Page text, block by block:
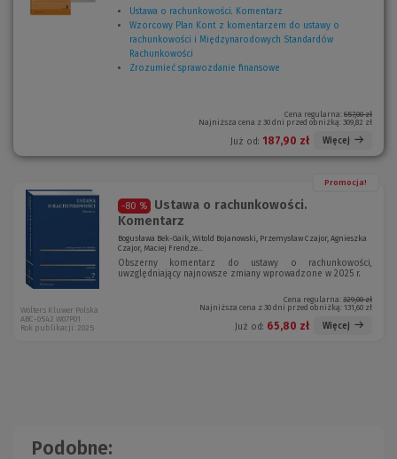
Ustawa o rachunkowości. Komentarz
N
o
n
o
)
Wzorcowy Plan Kont z komentarzem do ustawy o
rachunkowości i Międzynarodowych Standardów
Rachunkowości
N
o
Zrozumieć sprawozdanie finansowe
w
e
o
Cena regularna: 657,00 zł
Najniższa cena z 30 dni przed obniżką: 309,82 zł
Już od: 187,90 zł Więcej
Promocja!
-80 %
Ustawa o rachunkowości.
Komentarz
Bogusława Bek-Gaik, Witold Bojanowski, Przemysław Czajor, Agnieszka
Czajor, Maciej Frendze...
Obszerny komentarz do ustawy o rachunkowości,
uwzględniający najnowsze zmiany wprowadzone w 2025 r.
Cena regularna: 329,00 zł
Najniższa cena z 30 dni przed obniżką: 131,60 zł
Już od: 65,80 zł Więcej
Wolters Kluwer Polska
ABC-0542 W07P01
Rok publikacji: 2025
Podobne: